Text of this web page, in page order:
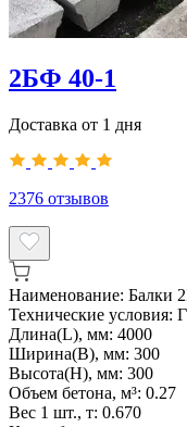
2БФ 40-1
Доставка от 1 дня
2376 отзывов
Наименование: Балки
Технические условия:
Длина(L), мм: 4000
Ширина(B), мм: 300
Высота(H), мм: 300
Объем бетона, м³: 0.27
Вес 1 шт., т: 0.670